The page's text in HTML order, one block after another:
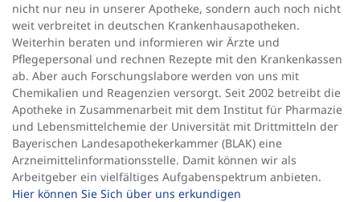
nicht nur neu in unserer Apotheke, sondern auch noch nicht
weit verbreitet in deutschen Krankenhausapotheken.
Weiterhin beraten und informieren wir Ärzte und
Pflegepersonal und rechnen Rezepte mit den Krankenkassen
ab. Aber auch Forschungslabore werden von uns mit
Chemikalien und Reagenzien versorgt. Seit 2002 betreibt die
Apotheke in Zusammenarbeit mit dem Institut für Pharmazie
und Lebensmittelchemie der Universität mit Drittmitteln der
Bayerischen Landesapothekerkammer (BLAK) eine
Arzneimittelinformationsstelle. Damit können wir als
Arbeitgeber ein vielfältiges Aufgabenspektrum anbieten.
Hier können Sie Sich über uns erkundigen